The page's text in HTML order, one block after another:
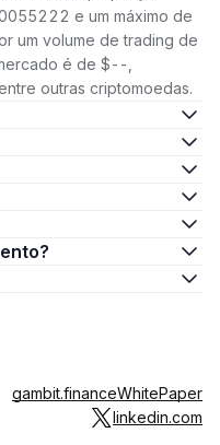
e um máximo de
um volume de trading de
é de $--,
outras criptomoedas.
gambit.financeWhitePaper
linkedin.com